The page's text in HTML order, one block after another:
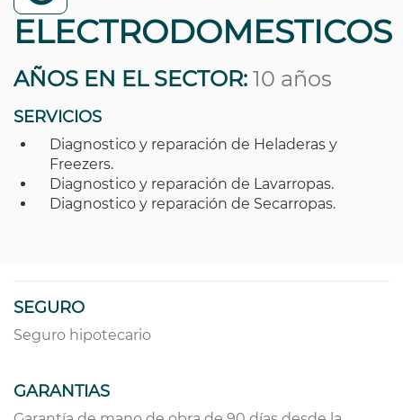
ELECTRODOMESTICOS
AÑOS EN EL SECTOR: 10 años
SERVICIOS
Diagnostico y reparación de Heladeras y
Freezers.
Diagnostico y reparación de Lavarropas.
Diagnostico y reparación de Secarropas.
SEGURO
Seguro hipotecario
GARANTIAS